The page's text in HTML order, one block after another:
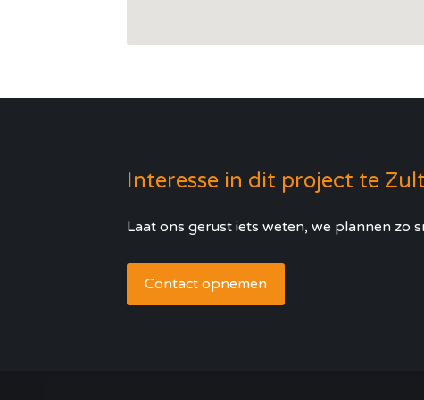
Interesse in dit project te
Laat ons gerust iets weten, we plannen zo
Contact opnemen